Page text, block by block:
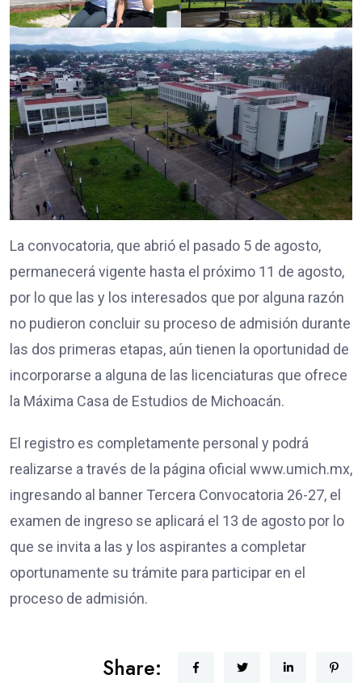
La convocatoria, que abrió el pasado 5 de agosto,
permanecerá vigente hasta el próximo 11 de agosto,
por lo que las y los interesados que por alguna razón
no pudieron concluir su proceso de admisión durante
las dos primeras etapas, aún tienen la oportunidad de
incorporarse a alguna de las licenciaturas que ofrece
la Máxima Casa de Estudios de Michoacán.
El registro es completamente personal y podrá
realizarse a través de la página oficial www.umich.mx,
ingresando al banner Tercera Convocatoria 26-27, el
examen de ingreso se aplicará el 13 de agosto por lo
que se invita a las y los aspirantes a completar
oportunamente su trámite para participar en el
proceso de admisión.
Share: